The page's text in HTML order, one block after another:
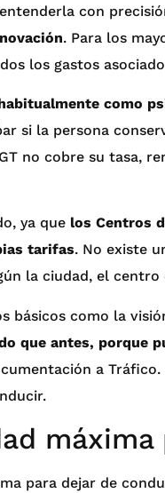
con
. Para los
los gastos
como
si la persona
no cobre su tasa,
ya que los Centros
tarifas. No existe
la ciudad, el
básicos como la
que antes, porque
a
para dejar de